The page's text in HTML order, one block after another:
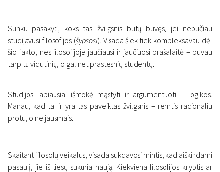
Sunku pasakyti, koks tas žvilgsnis būtų buvęs, jei nebūčiau
studijavusi filosofijos (šypsosi). Visada šiek tiek kompleksavau dėl
šio fakto, nes filosofijoje jaučiausi ir jaučiuosi prašalaitė – buvau
tarp tų vidutinių, o gal net prastesnių studentų.
Studijos labiausiai išmokė mąstyti ir argumentuoti – logikos.
Manau, kad tai ir yra tas paveiktas žvilgsnis – remtis racionaliu
protu, o ne jausmais.
Skaitant filosofų veikalus, visada sukdavosi mintis, kad aiškindami
pasaulį, jie iš tiesų sukuria naują. Kiekviena filosofijos kryptis ar